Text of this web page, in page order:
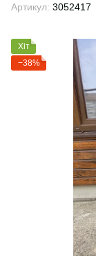
Артикул: 3052417
Хіт
−38%